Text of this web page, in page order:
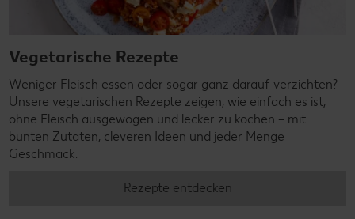
Vegetarische Rezepte
Weniger Fleisch essen oder sogar ganz darauf verzichten?
Unsere vegetarischen Rezepte zeigen, wie einfach es ist,
ohne Fleisch ausgewogen und lecker zu kochen – mit
bunten Zutaten, cleveren Ideen und jeder Menge
Geschmack.
Rezepte entdecken